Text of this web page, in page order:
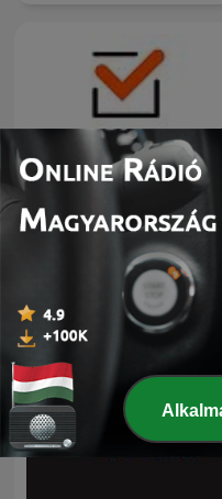
Portfolio Checklist